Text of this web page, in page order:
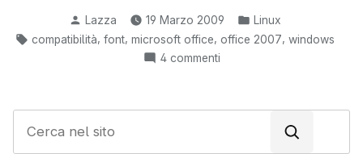
i
font
di
Office
in
Pubblicato
da
Lazza 19 Marzo 2009
Pubblicato
in:
Linux
Tag:
compatibilità, font, microsoft office, office 2007, windows
4 commentisu
i